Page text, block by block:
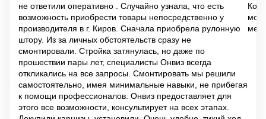
не ответили оперативно . Случайно узнала, что есть
возможность приобрести товары непосредственно у
производителя в г. Киров. Сначала приобрела рулонную
штору. Из за личных обстоятельств сразу не
смонтировали. Стройка затянулась, но даже по
прошествии пары лет, специалисты Онвиз всегда
откликались на все запросы. Смонтировать мы решили
самостоятельно, имея минимальные навыки, не прибегая
к помощи профессионалов. Онвиз предоставляет для
этого все возможности, консультирует на всех этапах.